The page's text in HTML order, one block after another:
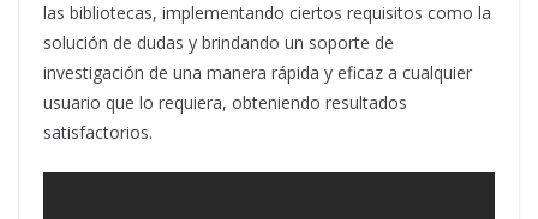
las bibliotecas, implementando ciertos requisitos como la
solución de dudas y brindando un soporte de
investigación de una manera rápida y eficaz a cualquier
usuario que lo requiera, obteniendo resultados
satisfactorios.